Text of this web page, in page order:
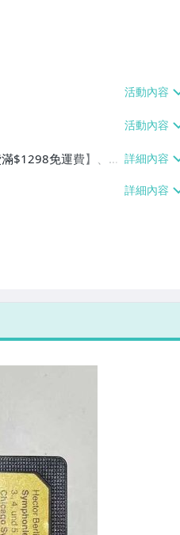
$1298免運費】、7-
單件運費$60、滿5件
、滿5件或消費滿